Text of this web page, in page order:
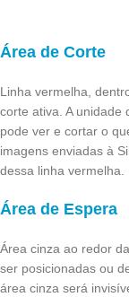
Área de Corte
Linha vermelha,
corte ativa. A unidade
pode ver e cortar o
imagens enviadas à
dessa linha vermelha.
Área de Espera
Área cinza ao redor da
ser posicionadas ou
área cinza será